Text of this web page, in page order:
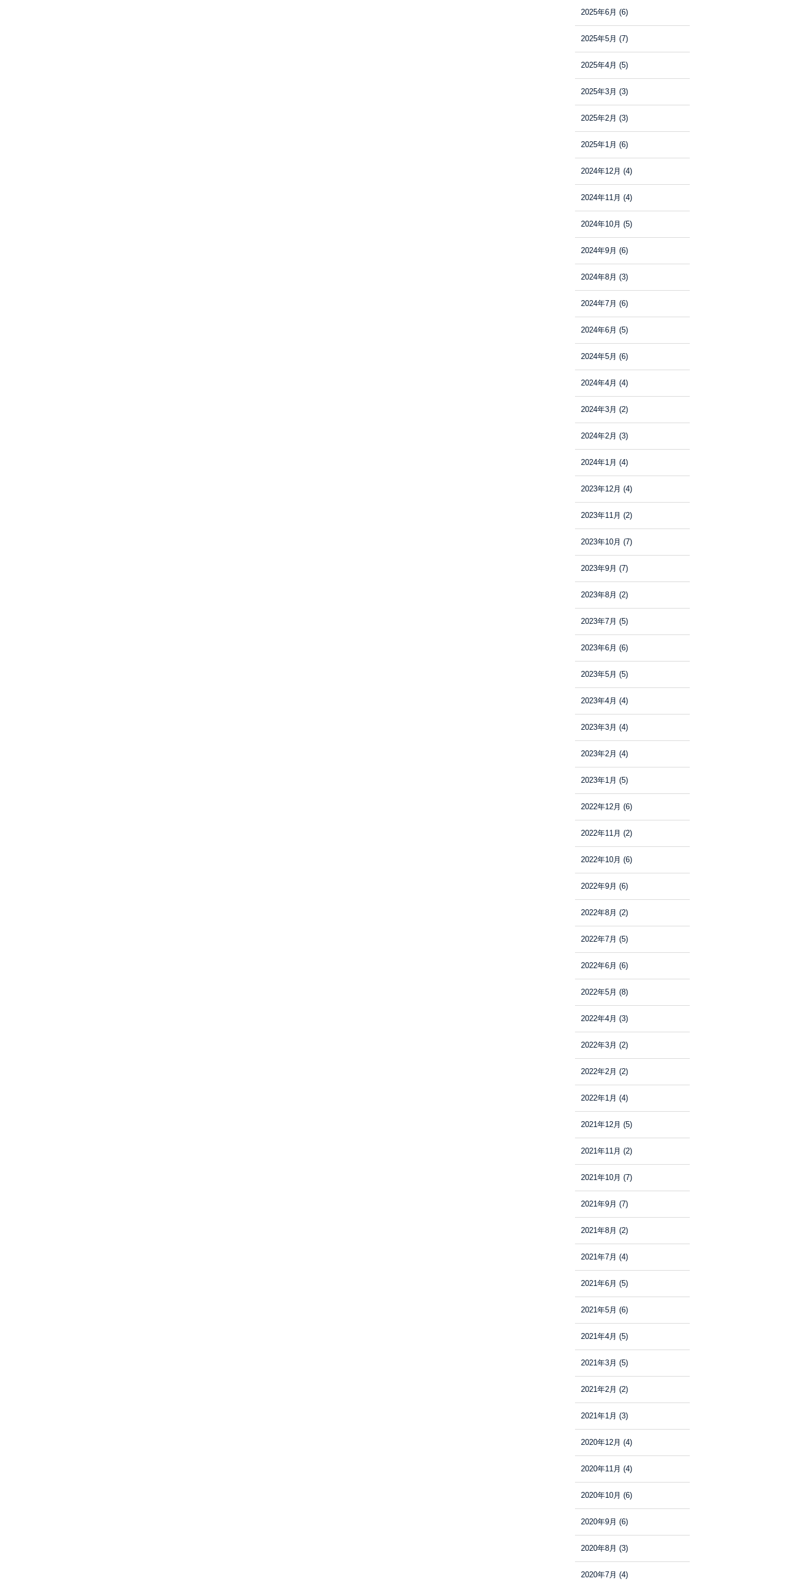
2025年6月 (6)
2025年5月 (7)
2025年4月 (5)
2025年3月 (3)
2025年2月 (3)
2025年1月 (6)
2024年12月 (4)
2024年11月 (4)
2024年10月 (5)
2024年9月 (6)
2024年8月 (3)
2024年7月 (6)
2024年6月 (5)
2024年5月 (6)
2024年4月 (4)
2024年3月 (2)
2024年2月 (3)
2024年1月 (4)
2023年12月 (4)
2023年11月 (2)
2023年10月 (7)
2023年9月 (7)
2023年8月 (2)
2023年7月 (5)
2023年6月 (6)
2023年5月 (5)
2023年4月 (4)
2023年3月 (4)
2023年2月 (4)
2023年1月 (5)
2022年12月 (6)
2022年11月 (2)
2022年10月 (6)
2022年9月 (6)
2022年8月 (2)
2022年7月 (5)
2022年6月 (6)
2022年5月 (8)
2022年4月 (3)
2022年3月 (2)
2022年2月 (2)
2022年1月 (4)
2021年12月 (5)
2021年11月 (2)
2021年10月 (7)
2021年9月 (7)
2021年8月 (2)
2021年7月 (4)
2021年6月 (5)
2021年5月 (6)
2021年4月 (5)
2021年3月 (5)
2021年2月 (2)
2021年1月 (3)
2020年12月 (4)
2020年11月 (4)
2020年10月 (6)
2020年9月 (6)
2020年8月 (3)
2020年7月 (4)